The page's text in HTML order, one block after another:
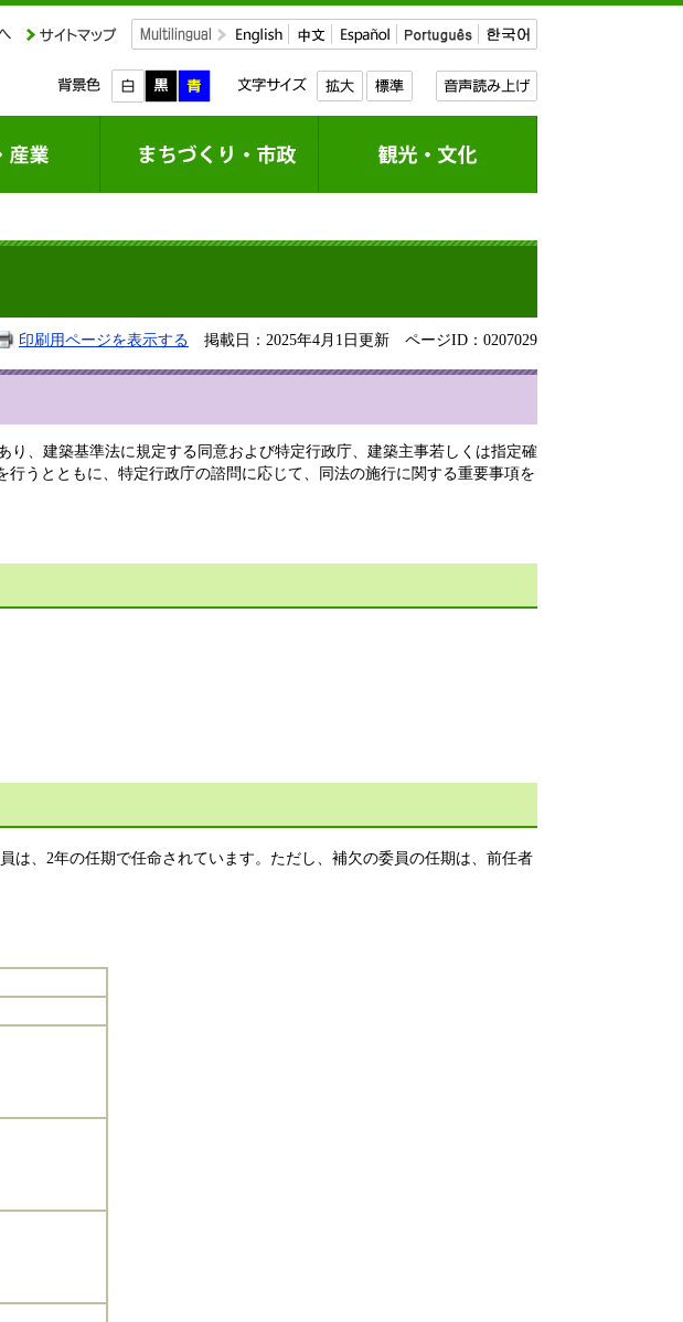
印刷用ページを表示する 掲載日：2025年4月1日更新 ページID：0207029
、建築基準法に規定する同意および特定行政庁、建築主事若しくは指定確
うとともに、特定行政庁の諮問に応じて、同法の施行に関する重要事項を
は、 2年の任期で任命されています。ただし、補欠の委員の任期は、前任者